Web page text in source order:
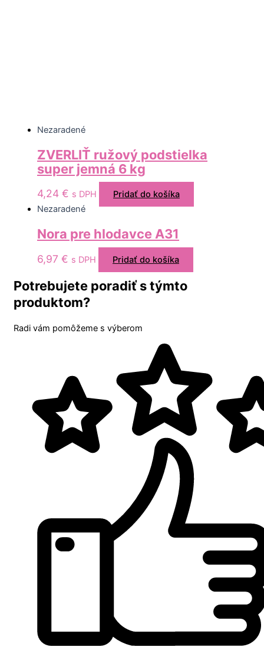
Nezaradené
ZVERLIŤ ružový podstielka
super jemná 6 kg
4,24 € s DPH
Pridať do košíka
Nezaradené
Nora pre hlodavce A31
6,97 € s DPH Pridať do košíka
Potrebujete poradiť s týmto
produktom?
Radi vám pomôžeme s výberom